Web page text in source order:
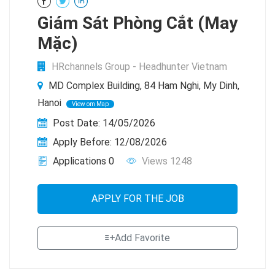
Giám Sát Phòng Cắt (May
Mặc)
HRchannels Group - Headhunter Vietnam
MD Complex Building, 84 Ham Nghi, My Dinh,
Hanoi
View om Map
Post Date: 14/05/2026
Apply Before: 12/08/2026
Applications 0
Views 1248
APPLY FOR THE JOB
Add Favorite